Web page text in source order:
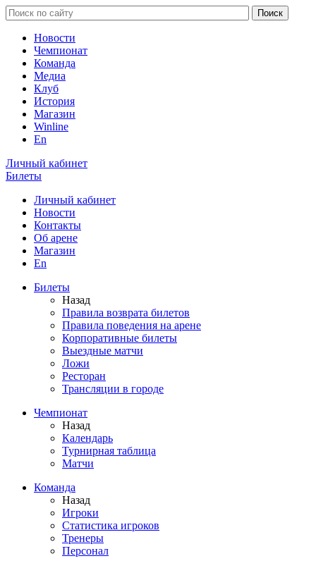
Новости
Чемпионат
Команда
Медиа
Клуб
История
Магазин
Winline
En
Личный кабинет
Билеты
Личный кабинет
Новости
Контакты
Об арене
Магазин
En
Билеты
Назад
Правила возврата билетов
Правила поведения на арене
Корпоративные билеты
Выездные матчи
Ложи
Ресторан
Трансляции в городе
Чемпионат
Назад
Календарь
Турнирная таблица
Матчи
Команда
Назад
Игроки
Статистика игроков
Тренеры
Персонал